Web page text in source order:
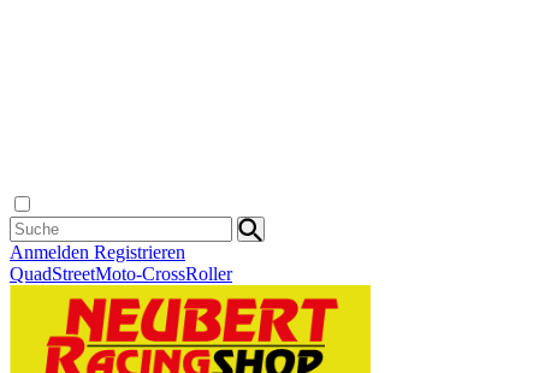
Anmelden Registrieren
QuadStreetMoto-CrossRoller